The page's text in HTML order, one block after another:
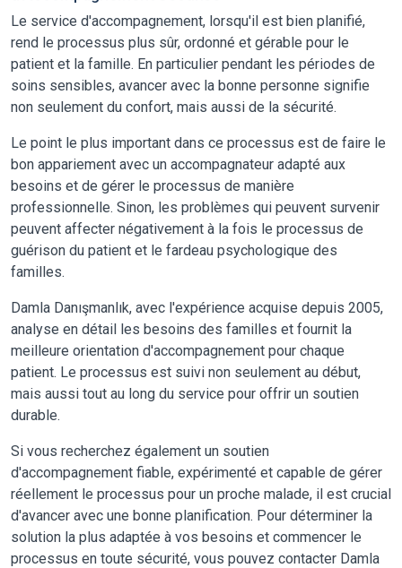
Le service d'accompagnement, lorsqu'il est bien planifié,
rend le processus plus sûr, ordonné et gérable pour le
patient et la famille. En particulier pendant les périodes de
soins sensibles, avancer avec la bonne personne signifie
non seulement du confort, mais aussi de la sécurité.
Le point le plus important dans ce processus est de faire le
bon appariement avec un accompagnateur adapté aux
besoins et de gérer le processus de manière
professionnelle. Sinon, les problèmes qui peuvent survenir
peuvent affecter négativement à la fois le processus de
guérison du patient et le fardeau psychologique des
familles.
Damla Danışmanlık, avec l'expérience acquise depuis 2005,
analyse en détail les besoins des familles et fournit la
meilleure orientation d'accompagnement pour chaque
patient. Le processus est suivi non seulement au début,
mais aussi tout au long du service pour offrir un soutien
durable.
Si vous recherchez également un soutien
d'accompagnement fiable, expérimenté et capable de gérer
réellement le processus pour un proche malade, il est crucial
d'avancer avec une bonne planification. Pour déterminer la
solution la plus adaptée à vos besoins et commencer le
processus en toute sécurité, vous pouvez contacter Damla